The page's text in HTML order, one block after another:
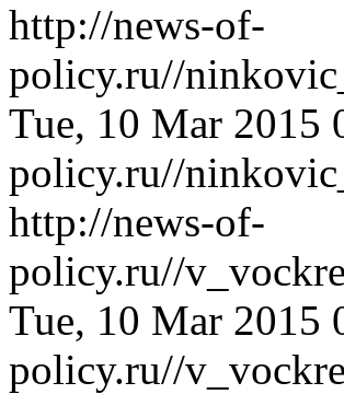
http://news-of-
policy.ru//
Tue, 10 Mar 2015
policy.ru//
http://news-of-
policy.ru//
Tue, 10 Mar 2015
policy.ru//